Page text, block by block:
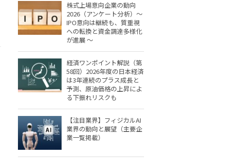
株式上場意向企業の動向
2026（アンケート分析）～
IPO意向は継続も、質重視
への転換と資金調達多様化
が進展 ～
経済ワンポイント解説（第
58回）2026年度の日本経済
は3年連続のプラス成長と
予測、原油価格の上昇によ
る下振れリスクも
【注目業界】フィジカルAI
業界の動向と展望（主要企
業一覧掲載）